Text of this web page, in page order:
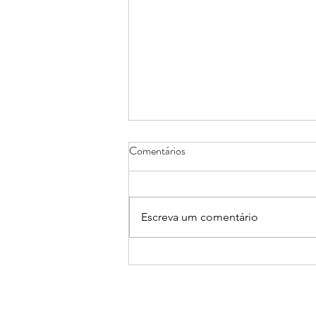
Mirante define calendário de
Comentários
Escreva um comentário